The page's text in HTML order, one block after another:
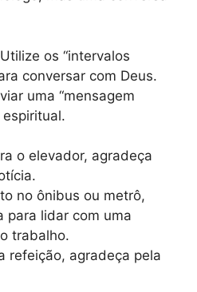
Utilize os “intervalos
conversar com Deus.
uma “mensagem
espiritual.
o elevador, agradeça
no ônibus ou metrô,
para lidar com uma
trabalho.
refeição, agradeça pela